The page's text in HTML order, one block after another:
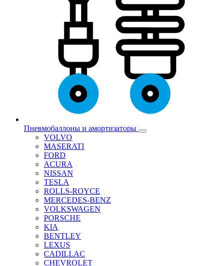
Пневмобаллоны и амортизаторы
VOLVO
MASERATI
FORD
ACURA
NISSAN
TESLA
ROLLS-ROYCE
MERCEDES-BENZ
VOLKSWAGEN
PORSCHE
KIA
BENTLEY
LEXUS
CADILLAC
CHEVROLET